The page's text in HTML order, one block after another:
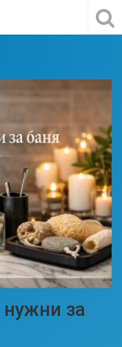
нужни за